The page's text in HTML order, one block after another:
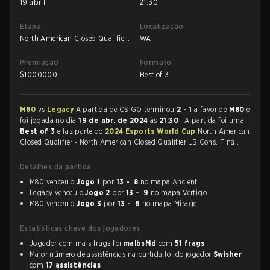
19 abril
21:30
Etapa
North American Closed Qualifier
Qualifier LB Cons. Final
Localização
WA
Premiação
$1000000
Formato
Best of 3
M80 vs Legacy A partida de CS:GO terminou 2 - 1 a favor de M80e
foi jogada no dia19 de abr. de 2024 às 21:30 . A partida foi uma
Best of 3 e faz parte do 2024 Esports World Cup North American
Closed Qualifier - North American Closed Qualifier LB Cons. Final.
Detalhes da partida
M80 venceu oJogo 1 por 13 - 8 no mapa Ancient
Legacy venceu oJogo 2 por 13 - 9 no mapa Vertigo
M80 venceu oJogo 3 por 13 - 6 no mapa Mirage
Estatísticas chave dos jogadores
Jogador com mais frags foi malbsMd com 51 frags.
Maior número de assistências na partida foi do jogador Swisher
com 17 assistências.